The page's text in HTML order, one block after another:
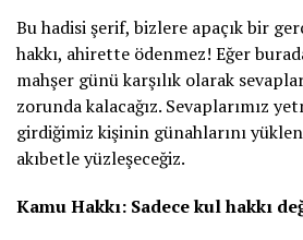
Bu hadisi şerif, bizlere apaçık bir
hakkı, ahirette ödenmez! Eğer
mahşer günü karşılık olarak
zorunda kalacağız. Sevaplarımız
girdiğimiz kişinin günahlarını
akıbetle yüzleşeceğiz.
Kamu Hakkı: Sadece kul hakkı